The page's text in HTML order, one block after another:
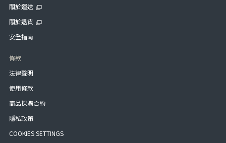
關於運送
關於退貨
安全指南
條款
法律聲明
使用條款
商品採購合約
隱私政策
COOKIES SETTINGS